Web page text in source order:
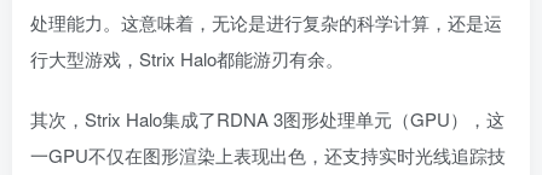
处理能力。这意味着，无论是进行复杂的科学计算，还是运
行大型游戏，Strix Halo都能游刃有余。
其次，Strix Halo集成了RDNA 3图形处理单元（GPU），这
一GPU不仅在图形渲染上表现出色，还支持实时光线追踪技